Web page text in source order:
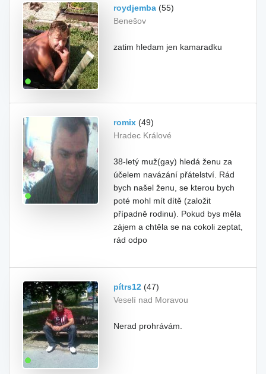
roydjemba (55)
Benešov
zatim hledam jen kamaradku
romix (49)
Hradec Králové
38-letý muž(gay) hledá ženu za
účelem navázání přátelství. Rád
bych našel ženu, se kterou bych
poté mohl mít dítě (založit
případně rodinu). Pokud bys měla
zájem a chtěla se na cokoli zeptat,
rád odpo
pítrs12 (47)
Veselí nad Moravou
Nerad prohrávám.